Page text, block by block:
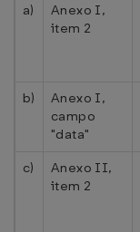
a)
Anexo I,
item 2
b)
Anexo I,
campo
"data"
c)
Anexo II,
item 2